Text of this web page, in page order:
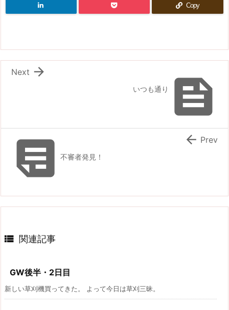
Copy

いつも通り

Next
不審者発見！
 Prev
 関連記事
GW後半・2日目
新しい草刈機買ってきた。 よって今日は草刈三昧。